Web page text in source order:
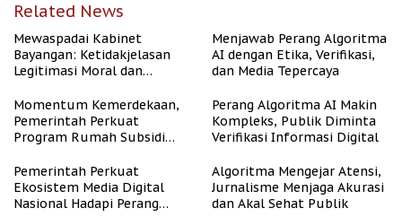
Related News
Mewaspadai Kabinet
Bayangan: Ketidakjelasan
Legitimasi Moral dan
Menjawab Perang Algoritma
AI dengan Etika, Verifikasi,
dan Media Tepercaya
Momentum Kemerdekaan,
Pemerintah Perkuat
Program Rumah Subsidi
Berpenghasilan Rendah
Perang Algoritma AI Makin
Kompleks, Publik Diminta
Verifikasi Informasi Digital
Pemerintah Perkuat
Ekosistem Media Digital
Nasional Hadapi Perang
Algoritma Mengejar Atensi,
Jurnalisme Menjaga Akurasi
dan Akal Sehat Publik